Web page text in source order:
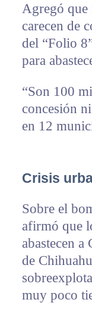
Agregó que
carecen de
del “Folio
para
“Son 100
concesión
en 12
Crisis
Sobre el
afirmó que
abastecen
de
muy poco